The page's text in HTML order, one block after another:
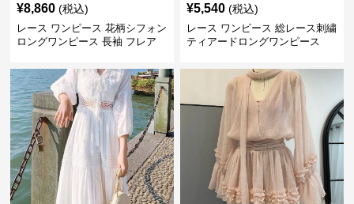
¥8,860 (税込)
レース ワンピース 花柄シフォン
ロングワンピース 長袖 フレア
¥5,540 (税込)
レース ワンピース 総レース刺繍
ティアードロングワンピース